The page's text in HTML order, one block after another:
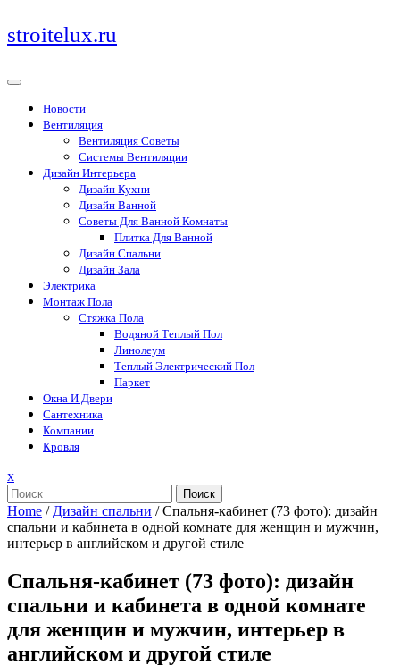
Перейти
к
stroitelux.ru
Новости
Вентиляция
Вентиляция Советы
Системы Вентиляции
Дизайн Интерьера
Дизайн Кухни
Дизайн Ванной
Советы Для Ванной Комнаты
Плитка Для Ванной
Дизайн Спальни
Дизайн Зала
Электрика
Монтаж Пола
Стяжка Пола
Водяной Теплый Пол
Линолеум
Теплый Электрический Пол
Паркет
Окна И Двери
Сантехника
Компании
Кровля
xЗакрыть
меню
Поиск
Home / Дизайн спальни /Спальня-кабинет (73 фото): дизайн
спальни и кабинета в одной комнате для женщин и мужчин,
интерьер в английском и другой стиле
Спальня-кабинет (73 фото): дизайн
спальни и кабинета в одной комнате
для женщин и мужчин, интерьер в
английском и другой стиле